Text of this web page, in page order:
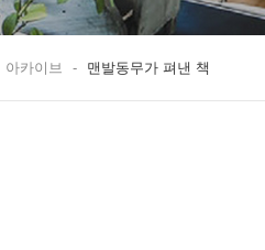
아카이브 - 맨발동무가 펴낸 책